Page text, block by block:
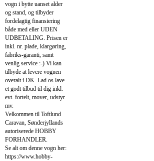
vogn i bytte uanset alder
og stand, og tilbyder
fordelagtig finansiering
både med eller UDEN
UDBETALING. Prisen er
inkl. nr. plade, klargøring,
fabriks-garanti, samt
venlig service :-) Vi kan
tilbyde at levere vognen
overalt i DK. Lad os lave
et godt tilbud til dig inkl.
evt. fortelt, mover, udstyr
mv.
Velkommen til Toftlund
Caravan, Sønderjyllands
autoriserede HOBBY
FORHANDLER.
Se alt om denne vogn her:
https://www.hobby-